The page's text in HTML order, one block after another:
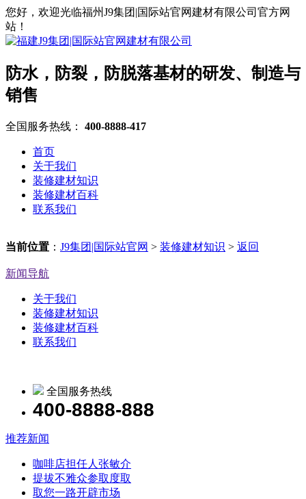
您好，欢迎光临福州J9集团|国际站官网建材有限公司官方网
站！
防水，防裂，防脱落基材的研发、制造与
销售
全国服务热线： 400-8888-417
首页
关于我们
装修建材知识
装修建材百科
联系我们
当前位置 ： J9集团|国际站官网 > 装修建材知识 > 返回
新闻导航
关于我们
装修建材知识
装修建材百科
联系我们
全国服务热线
400-8888-888
推荐新闻
咖啡店担任人张敏介
提拔不雅众参取度取
取您一路开辟市场